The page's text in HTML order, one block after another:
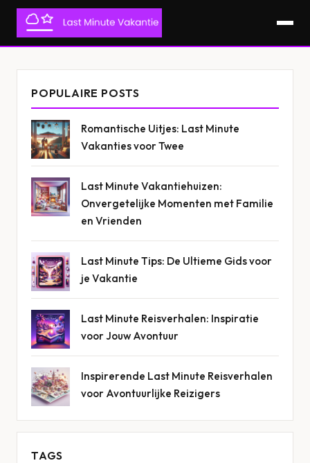
POPULAIRE POSTS
Romantische Uitjes: Last Minute
Vakanties voor Twee
Last Minute Vakantiehuizen:
Onvergetelijke Momenten met Familie
en Vrienden
Last Minute Tips: De Ultieme Gids voor
je Vakantie
Last Minute Reisverhalen: Inspiratie
voor Jouw Avontuur
Inspirerende Last Minute Reisverhalen
voor Avontuurlijke Reizigers
TAGS